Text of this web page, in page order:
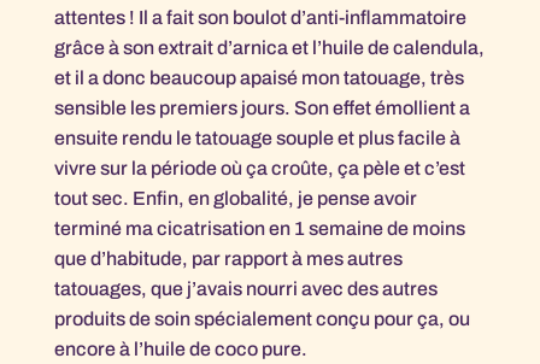
attentes ! Il a fait son boulot d’anti-inflammatoire
grâce à son extrait d’arnica et l’huile de calendula,
et il a donc beaucoup apaisé mon tatouage, très
sensible les premiers jours. Son effet émollient a
ensuite rendu le tatouage souple et plus facile à
vivre sur la période où ça croûte, ça pèle et c’est
tout sec. Enfin, en globalité, je pense avoir
terminé ma cicatrisation en 1 semaine de moins
que d’habitude, par rapport à mes autres
tatouages, que j’avais nourri avec des autres
produits de soin spécialement conçu pour ça, ou
encore à l’huile de coco pure.